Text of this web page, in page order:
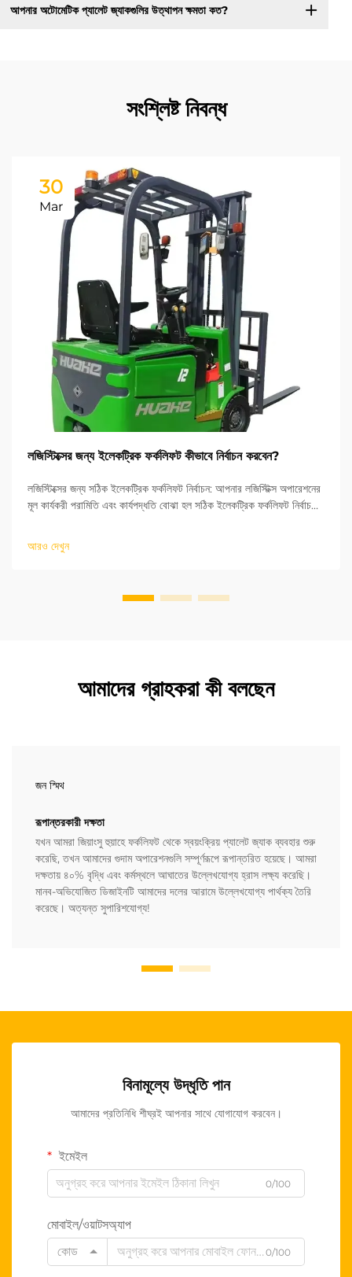
আপনার অটোমেটিক প্যালেট জ্যাকগুলির উত্থাপন ক্ষমতা কত?
সংশ্লিষ্ট নিবন্ধ
30
Mar
লজিস্টিক্সের জন্য ইলেকট্রিক ফর্কলিফট কীভাবে নির্বাচন করবেন?
লজিস্টিক্সের জন্য সঠিক ইলেকট্রিক ফর্কলিফট নির্বাচন: আপনার লজিস্টিক্স অপারেশনের
মূল কার্যকরী পরামিতি এবং কার্যপদ্ধতি বোঝা হল সঠিক ইলেকট্রিক ফর্কলিফট নির্বাচনের
আরও দেখুন
আমাদের গ্রাহকরা কী বলছেন
জন স্মিথ
রূপান্তরকারী দক্ষতা
যখন আমরা জিয়াংসু হুয়াহে ফর্কলিফট থেকে স্বয়ংক্রিয় প্যালেট জ্যাক ব্যবহার শুরু
করেছি, তখন আমাদের গুদাম অপারেশনগুলি সম্পূর্ণরূপে রূপান্তরিত হয়েছে। আমরা
দক্ষতায় ৪০% বৃদ্ধি এবং কর্মস্থলে আঘাতের উল্লেখযোগ্য হ্রাস লক্ষ্য করেছি।
মানব-অভিযোজিত ডিজাইনটি আমাদের দলের আরামে উল্লেখযোগ্য পার্থক্য তৈরি
করেছে। অত্যন্ত সুপারিশযোগ্য!
বিনামূল্যে উদ্ধৃতি পান
আমাদের প্রতিনিধি শীঘ্রই আপনার সাথে যোগাযোগ করবেন।
ইমেইল
0/100
মোবাইল/ওয়াটসঅ্যাপ
কোড
0/100